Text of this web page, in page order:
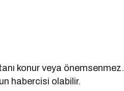
konur veya önemsenmez.
habercisi olabilir.